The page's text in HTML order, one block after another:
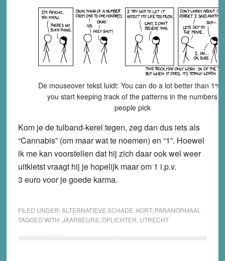
De mouseover tekst luidt: You can do a lot better than 1%
you start keeping track of the patterns in the numbers
people pick
Kom je de tulband-kerel tegen, zeg dan dus iets als
“Cannabis” (om maar wat te noemen) en “1”. Hoewel
ik me kan voorstellen dat hij zich daar ook wel weer
uitkletst vraagt hij je hopelijk maar om 1 i.p.v.
3 euro voor je goede karma.
FILED UNDER:ALTERNATIEVE SCHADE KORT, PARANORMAAL
TAGGED WITH:JAARBEURS, OPLICHTER UTRECHT